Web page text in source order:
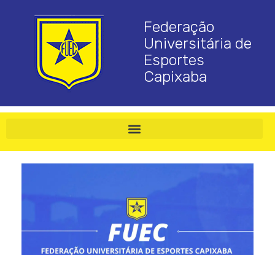
Federação
Universitária de
Esportes
Capixaba